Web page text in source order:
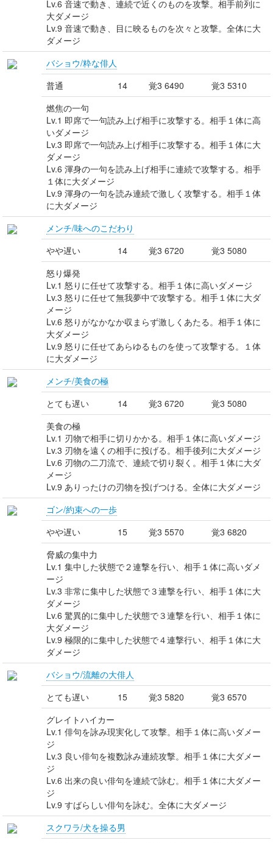
Lv.6 音速で動き、連続で近くのものを攻撃。相手前列に
大ダメージ
Lv.9 音速で動き、目に映るものを次々と攻撃。全体に大
ダメージ
バショウ/粋な俳人
普通
14 覚3 6490
覚3 5310
燃焦の一句
Lv.1 即席で一句読み上げ相手に攻撃する。相手１体に高
いダメージ
Lv.3 即席で一句読み上げ相手に攻撃する。相手１体に大
ダメージ
Lv.6 渾身の一句を読み上げ相手に連続で攻撃する。相手
１体に大ダメージ
Lv.9 渾身の一句を読み連続で激しく攻撃する。相手１体
に大ダメージ
メンチ/味へのこだわり
やや遅い
14 覚3 6720
覚3 5080
怒り爆発
Lv.1 怒りに任せて攻撃する。相手１体に高いダメージ
Lv.3 怒りに任せて無我夢中で攻撃する。相手１体に大ダ
メージ
Lv.6 怒りがなかなか収まらず激しくあたる。相手１体に
大ダメージ
Lv.9 怒りに任せてあらゆるものを使って攻撃する。１体
に大ダメージ
メンチ/美食の極
とても遅い
14 覚3 6720
覚3 5080
美食の極
Lv.1 刃物で相手に切りかかる。相手１体に高いダメージ
Lv.3 刃物を遠くの相手に投げる。相手後列に大ダメージ
Lv.6 刃物の二刀流で、連続で切り裂く。相手１体に大ダ
メージ
Lv.9 ありったけの刃物を投げつける。全体に大ダメージ
ゴン/約束への一歩
やや遅い
15 覚3 5570
覚3 6820
脅威の集中力
Lv.1 集中した状態で２連撃を行い、相手１体に高いダメ
ージ
Lv.3 非常に集中した状態で３連撃を行い、相手１体に大
ダメージ
Lv.6 驚異的に集中した状態で３連撃を行い、相手１体に
大ダメージ
Lv.9 極限的に集中した状態で４連撃行い、相手１体に大
ダメージ
バショウ/流離の大俳人
とても遅い
15 覚3 5820
覚3 6570
グレイトハイカー
Lv.1 俳句を詠み現実化して攻撃。相手１体に高いダメー
ジ
Lv.3 良い俳句を複数詠み連続攻撃。相手１体に大ダメー
ジ
Lv.6 出来の良い俳句を連続で詠む。相手１体に大ダメー
ジ
Lv.9 すばらしい俳句を詠む。全体に大ダメージ
スクワラ/犬を操る男